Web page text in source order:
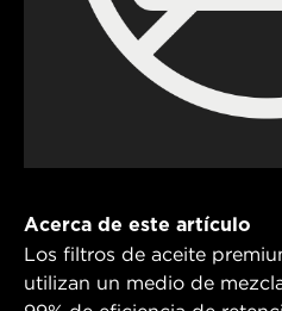
Acerca de este artículo
Los filtros de aceite
utilizan un medio de